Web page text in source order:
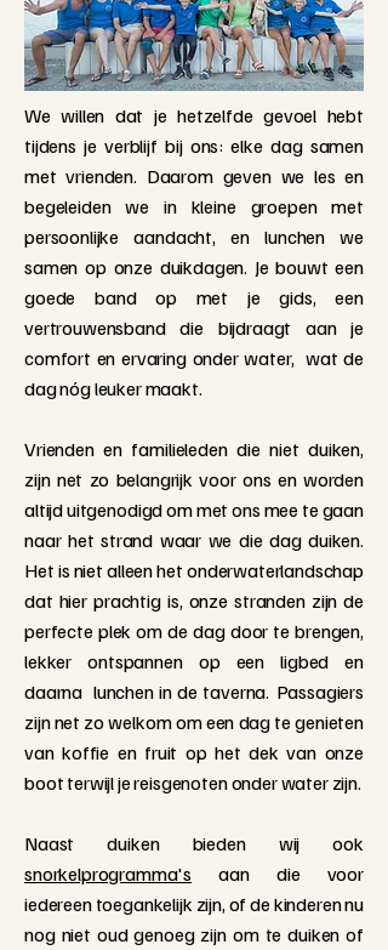
We willen dat je hetzelfde gevoel hebt
tijdens je verblijf bij ons: elke dag samen
met vrienden. Daarom geven we les en
begeleiden we in kleine groepen met
persoonlijke aandacht, en lunchen we
samen op onze duikdagen. Je bouwt een
goede band op met je gids, een
vertrouwensband die bijdraagt aan je
comfort en ervaring onder water, wat de
dag nóg leuker maakt.
Vrienden en familieleden die niet duiken,
zijn net zo belangrijk voor ons en worden
altijd uitgenodigd om met ons mee te gaan
naar het strand waar we die dag duiken.
Het is niet alleen het onderwaterlandschap
dat hier prachtig is, onze stranden zijn de
perfecte plek om de dag door te brengen,
lekker ontspannen op een ligbed en
daarna lunchen in de taverna. Passagiers
zijn net zo welkom om een dag te genieten
van koffie en fruit op het dek van onze
boot terwijl je reisgenoten onder water zijn.
Naast duiken bieden wij ook
snorkelprogramma's aan die voor
iedereen toegankelijk zijn, of de kinderen nu
nog niet oud genoeg zijn om te duiken of